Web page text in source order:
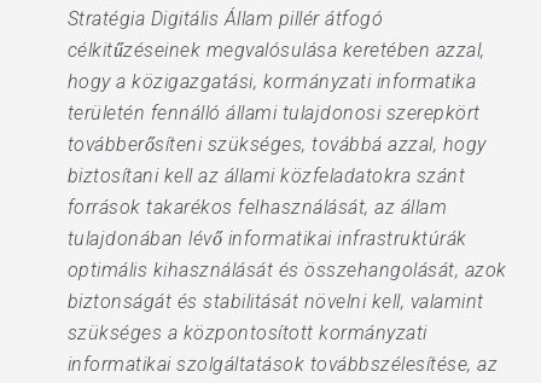
Stratégia Digitális Állam pillér átfogó
célkitűzéseinek megvalósulása keretében azzal,
hogy a közigazgatási, kormányzati informatika
területén fennálló állami tulajdonosi szerepkört
továbberősíteni szükséges, továbbá azzal, hogy
biztosítani kell az állami közfeladatokra szánt
források takarékos felhasználását, az állam
tulajdonában lévő informatikai infrastruktúrák
optimális kihasználását és összehangolását, azok
biztonságát és stabilitását növelni kell, valamint
szükséges a központosított kormányzati
informatikai szolgáltatások továbbszélesítése, az